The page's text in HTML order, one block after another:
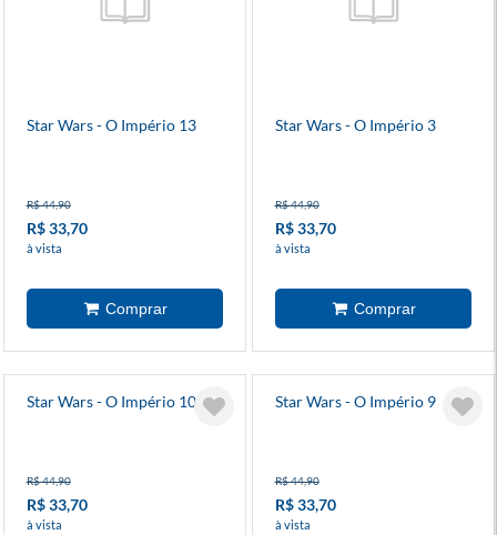
Star Wars - O Império 13
R$ 44,90
R$ 33,70
à vista
Star Wars - O Império 3
R$ 44,90
R$ 33,70
à vista
Star Wars - O Império 10
R$ 44,90
R$ 33,70
à vista
Star Wars - O Império 9
R$ 44,90
R$ 33,70
à vista